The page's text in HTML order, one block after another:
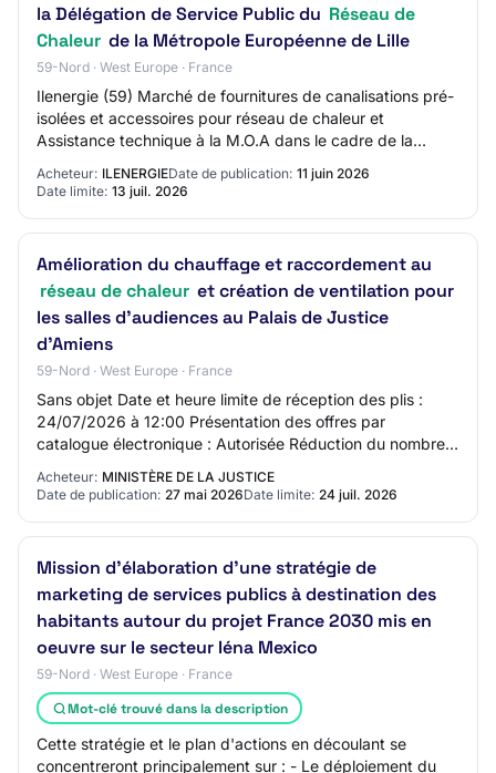
la Délégation de Service Public du Réseau de
Chaleur de la Métropole Européenne de Lille
59-Nord · West Europe · France
Ilenergie (59) Marché de fournitures de canalisations pré-
isolées et accessoires pour réseau de chaleur et
Assistance technique à la M.O.A dans le cadre de la
Acheteur: ILENERGIEDate de publication: 11 juin 2026
Date limite: 13 juil. 2026
Amélioration du chauffage et raccordement au
réseau de chaleur et création de ventilation pour
les salles d'audiences au Palais de Justice
d'Amiens
59-Nord · West Europe · France
Sans objet Date et heure limite de réception des plis :
24/07/2026 à 12:00 Présentation des offres par
catalogue électronique : Autorisée Réduction du nombre
de candidats : Non Possibilité d'attribut…
Acheteur: MINISTÈRE DE LA JUSTICE
Date de publication: 27 mai 2026Date limite: 24 juil. 2026
Mission d'élaboration d'une stratégie de
marketing de services publics à destination des
habitants autour du projet France 2030 mis en
oeuvre sur le secteur Iéna Mexico
59-Nord · West Europe · France
Mot-clé trouvé dans la description
Cette stratégie et le plan d'actions en découlant se
concentreront principalement sur : - Le déploiement du